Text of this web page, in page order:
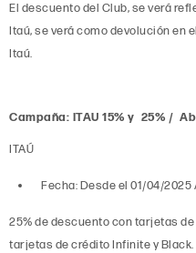
El descuento del Club, se verá
Itaú, se verá como devolución en
Itaú.
Campaña: ITAU 15% y 25% /
ITAÚ
Fecha: Desde el 01/04/2025
25% de descuento con tarjetas
tarjetas de crédito Infinite y Black.